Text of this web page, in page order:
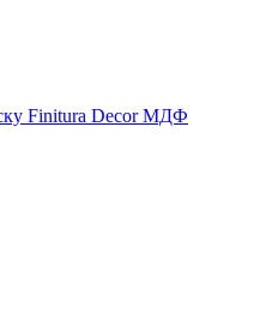
Finitura Decor МДФ